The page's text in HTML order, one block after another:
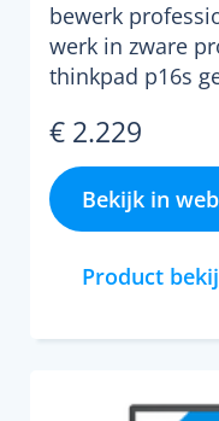
bewerk
werk in zware
thinkpad p16s
€ 2.229
Bekijk in
Product